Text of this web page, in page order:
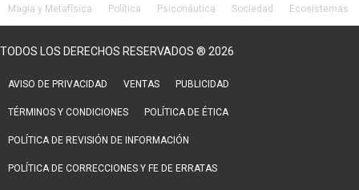
Magia y Metafísica Política Psiconáutica Sociedad Ecosistemas
TODOS LOS DERECHOS RESERVADOS ® 2026
AVISO DE PRIVACIDAD VENTAS PUBLICIDAD
TÉRMINOS Y CONDICIONES POLÍTICA DE ÉTICA
POLÍTICA DE REVISIÓN DE INFORMACIÓN
POLÍTICA DE CORRECCIONES Y FE DE ERRATAS